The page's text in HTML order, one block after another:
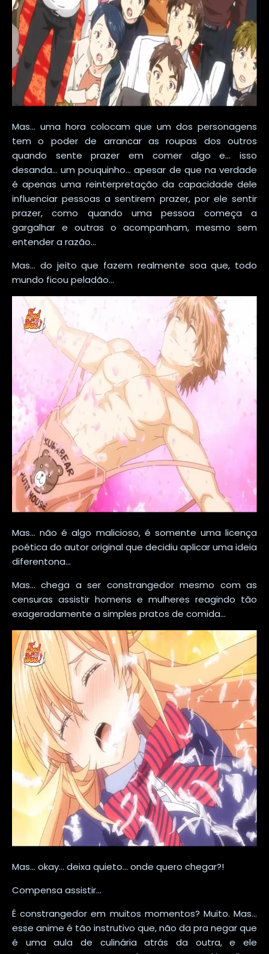
Mas... uma hora colocam que um dos personagens
tem o poder de arrancar as roupas dos outros
quando sente prazer em comer algo e... isso
desanda... um pouquinho... apesar de que na verdade
é apenas uma reinterpretação da capacidade dele
influenciar pessoas a sentirem prazer, por ele sentir
prazer, como quando uma pessoa começa a
gargalhar e outras o acompanham, mesmo sem
entender a razão...
Mas... do jeito que fazem realmente soa que, todo
mundo ficou peladão...
Mas... não é algo malicioso, é somente uma licença
poética do autor original que decidiu aplicar uma ideia
diferentona...
Mas... chega a ser constrangedor mesmo com as
censuras assistir homens e mulheres reagindo tão
exageradamente a simples pratos de comida...
Mas... okay... deixa quieto... onde quero chegar?!
Compensa assistir...
É constrangedor em muitos momentos? Muito. Mas...
esse anime é tão instrutivo que, não da pra negar que
é uma aula de culinária atrás da outra, e ele